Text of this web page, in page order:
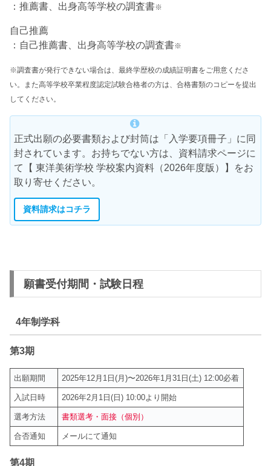
：推薦書、出身高等学校の調査書※
自己推薦
：自己推薦書、出身高等学校の調査書※
※調査書が発行できない場合は、最終学歴校の成績証明書をご用意くださ
い。また高等学校卒業程度認定試験合格者の方は、合格書類のコピーを提出
してください。
正式出願の必要書類および封筒は 「 入学要項冊子 」に同
封されています。お持ちでない方は、資料請求ページに
て
【 東洋美術学校 学校案内資料（2026年度版）】をお
取り寄せください。
資料請求はコチラ
願書受付期間・試験日程
4年制学科
第3期
出願期間 2025年12月1日(月)〜2026年1月31日(土) 12:00必着
入試日時 2026年2月1日(日) 10:00より開始
選考方法 書類選考・面接（個別）
合否通知 メールにて通知
第4期